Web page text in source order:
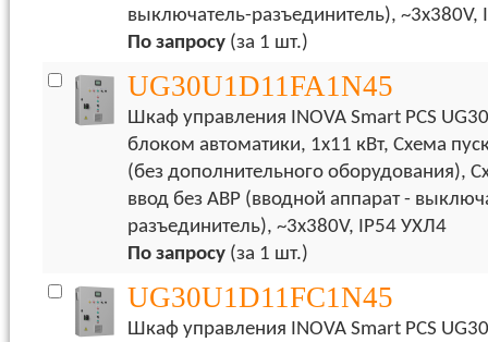
выключатель-разъединитель), ~3x380V,
По запросу (за 1 шт.)
UG30U1D11FA1N45
Шкаф управления INOVA Smart PCS
блоком автоматики, 1х11 кВт, Схема
(без дополнительного оборудования),
ввод без АВР (вводной аппарат -
разъединитель), ~3x380V, IP54 УХЛ4
По запросу (за 1 шт.)
UG30U1D11FC1N45
Шкаф управления INOVA Smart PCS